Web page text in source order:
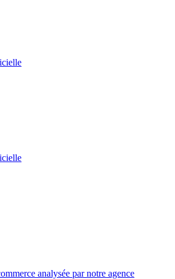
analysée par notre agence